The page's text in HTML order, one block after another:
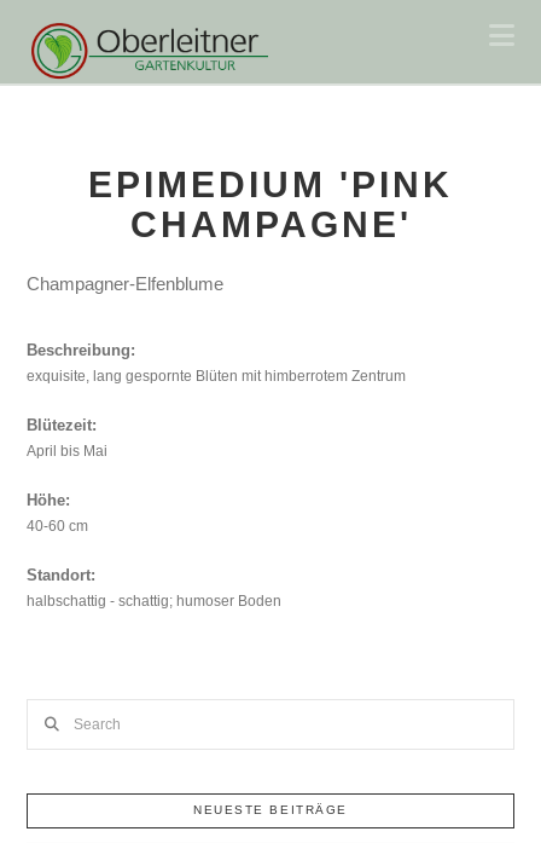
EPIMEDIUM 'PINK
CHAMPAGNE'
Champagner-Elfenblume
Beschreibung:
exquisite, lang gespornte Blüten mit himberrotem Zentrum
Blütezeit:
April bis Mai
Höhe:
40-60 cm
Standort:
halbschattig - schattig; humoser Boden
NEUESTE BEITRÄGE